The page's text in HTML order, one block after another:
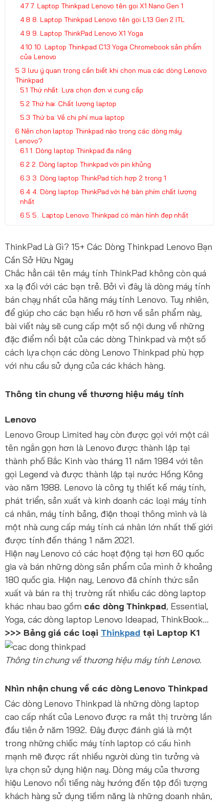
7. Laptop Thinkpad Lenovo tên gọi X1 Nano Gen 1
8. Laptop Thinkpad Lenovo tên gọi L13 Gen 2 ITL
9. Laptop ThinkPad Lenovo X1 Yoga
10. Laptop Thinkpad C13 Yoga Chromebook sản phẩm
của Lenovo
3 lưu ý quan trọng cần biết khi chọn mua các dòng Lenovo
Thinkpad
Thứ nhất: Lựa chọn đơn vị cung cấp
Thứ hai: Chất lượng laptop
Thứ ba: Về chi phí mua laptop
Nên chọn laptop Thinkpad nào trong các dòng máy
Lenovo?
1. Dòng laptop Thinkpad đa năng
2. Dòng laptop Thinkpad với pin khủng
3. Dòng laptop ThinkPad tích hợp 2 trong 1
4. Dòng laptop ThinkPad với hệ bàn phím chất lượng
nhất
5. Laptop Lenovo Thinkpad có màn hình đẹp nhất
ThinkPad Là Gì? 15+ Các Dòng Thinkpad Lenovo Bạn
Cần Sở Hữu Ngay
Chắc hẳn cái tên máy tính ThinkPad không còn quá
xa lạ đối với các bạn trẻ. Bởi vì đây là dòng máy tính
bán chạy nhất của hãng máy tính Lenovo. Tuy nhiên,
để giúp cho các bạn hiểu rõ hơn về sản phẩm này,
bài viết này sẽ cung cấp một số nội dung về những
đặc điểm nổi bật của các dòng Thinkpad và một số
cách lựa chọn các dòng Lenovo Thinkpad phù hợp
với nhu cầu sử dụng của các khách hàng.
Thông tin chung về thương hiệu máy tính
Lenovo
Lenovo Group Limited hay còn được gọi với một cái
tên ngắn gọn hơn là Lenovo được thành lập tại
thành phố Bắc Kinh vào tháng 11 năm 1984 với tên
gọi Legend và được thành lập tại nước Hồng Kông
vào năm 1988. Lenovo là công ty thiết kế máy tính,
phát triển, sản xuất và kinh doanh các loại máy tính
cá nhân, máy tính bảng, điện thoại thông minh và là
một nhà cung cấp máy tính cá nhân lớn nhất thế giới
được tính đến tháng 1 năm 2021.
Hiện nay Lenovo có các hoạt động tại hơn 60 quốc
gia và bán những dòng sản phẩm của mình ở khoảng
180 quốc gia. Hiện nay, Lenovo đã chính thức sản
xuất và bán ra thị trường rất nhiều các dòng laptop
khác nhau bao gồm các dòng Thinkpad, Essential,
Yoga, các dòng laptop Lenovo Ideapad, ThinkBook…
>>> Bảng giá các loại Thinkpad tại Laptop K1
Thông tin chung về thương hiệu máy tính Lenovo.
Nhìn nhận chung về các dòng Lenovo Thinkpad
Các dòng Lenovo Thinkpad là những dòng laptop
cao cấp nhất của Lenovo được ra mắt thị trường lần
đầu tiên ở năm 1992. Đây được đánh giá là một
trong những chiếc máy tính laptop có cấu hình
mạnh mẽ được rất nhiều người dùng tin tưởng và
lựa chọn sử dụng hiện nay. Dòng máy của thương
hiệu Lenovo nổi tiếng này hướng đến tệp đối tượng
khách hàng sử dụng tiềm năng là những doanh nhân,